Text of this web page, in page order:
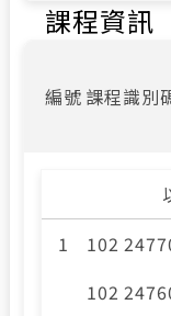
課程資訊
編號 課程識別
1
102
102